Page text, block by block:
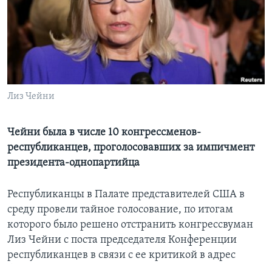
Learning English
СОЦИАЛЬНЫЕ СЕТИ
Лиз Чейни
Чейни была в числе 10 конгрессменов-
республиканцев, проголосовавших за импичмент
президента-однопартийца
Республиканцы в Палате представителей США в
среду провели тайное голосование, по итогам
которого было решено отстранить конгрессвуман
Лиз Чейни с поста председателя Конференции
республиканцев в связи с ее критикой в адрес